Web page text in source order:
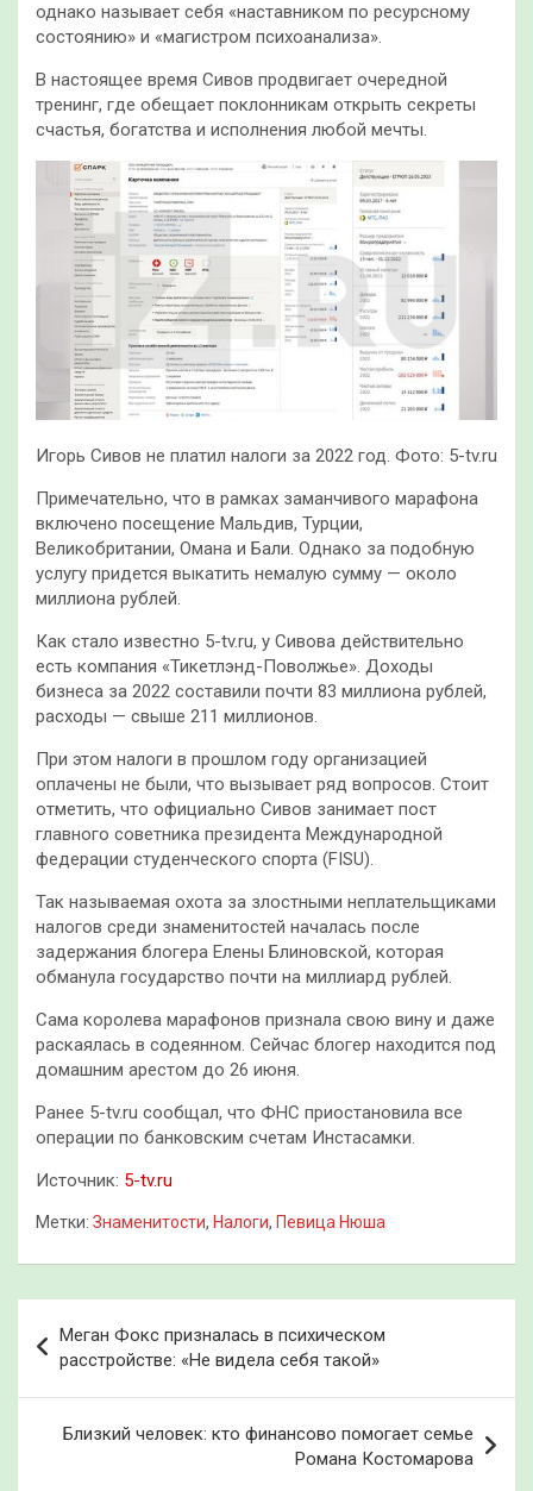
однако называет себя «наставником по ресурсному
состоянию» и «магистром психоанализа».
В настоящее время Сивов продвигает очередной
тренинг, где обещает поклонникам открыть секреты
счастья, богатства и исполнения любой мечты.
Игорь Сивов не платил налоги за 2022 год. Фото: 5-tv.ru
Примечательно, что в рамках заманчивого марафона
включено посещение Мальдив, Турции,
Великобритании, Омана и Бали. Однако за подобную
услугу придется выкатить немалую сумму — около
миллиона рублей.
Как стало известно 5-tv.ru, у Сивова действительно
есть компания «Тикетлэнд-Поволжье». Доходы
бизнеса за 2022 составили почти 83 миллиона рублей,
расходы — свыше 211 миллионов.
При этом налоги в прошлом году организацией
оплачены не были, что вызывает ряд вопросов. Стоит
отметить, что официально Сивов занимает пост
главного советника президента Международной
федерации студенческого спорта (FISU).
Так называемая охота за злостными неплательщиками
налогов среди знаменитостей началась после
задержания блогера Елены Блиновской, которая
обманула государство почти на миллиард рублей.
Сама королева марафонов признала свою вину и даже
раскаялась в содеянном. Сейчас блогер находится под
домашним арестом до 26 июня.
Ранее 5-tv.ru сообщал, что ФНС приостановила все
операции по банковским счетам Инстасамки.
Источник: 5-tv.ru
Метки: Знаменитости, Налоги, Певица Нюша
по
записям
Меган Фокс призналась в психическом
расстройстве: «Не видела себя такой»
Близкий человек: кто финансово помогает семье
Романа Костомарова